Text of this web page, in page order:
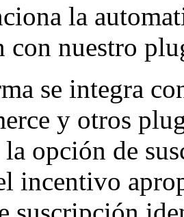
la
con nuestro
se integra
y otros
la opción de
incentivo